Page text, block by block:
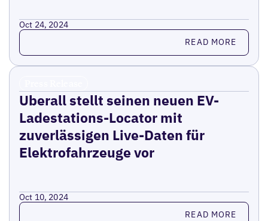
Oct 24, 2024
Read more READ MORE
Uberall stellt seinen neuen EV-
Ladestations-Locator mit
zuverlässigen Live-Daten für
Elektrofahrzeuge vor
Oct 10, 2024
Read more READ MORE